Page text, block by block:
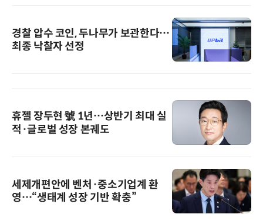
경찰 압수 코인, 두나무가 보관한다…
최종 낙찰자 선정
휴젤 장두현 號 1년…상반기 최대 실
적·글로벌 성장 본궤도
세제개편안에 벤처·중소기업계 환
영…“생태계 성장 기반 확충”